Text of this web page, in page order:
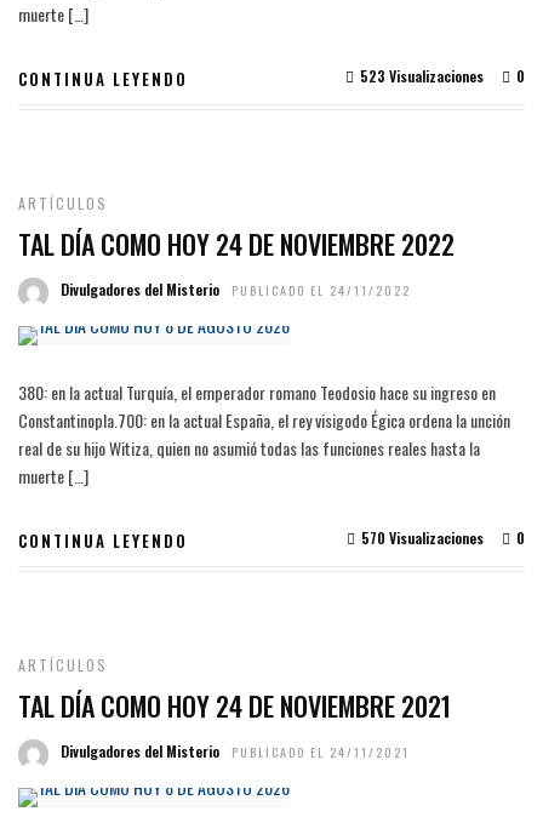
muerte […]
CONTINUA LEYENDO 0
523 Visualizaciones
ARTÍCULOS
TAL DÍA COMO HOY 24 DE NOVIEMBRE 2022
Divulgadores del Misterio PUBLICADO EL 24/11/2022
380: en la actual Turquía, el emperador romano Teodosio hace su ingreso en
Constantinopla.700: en la actual España, el rey visigodo Égica ordena la unción
real de su hijo Witiza, quien no asumió todas las funciones reales hasta la
muerte […]
CONTINUA LEYENDO 0
570 Visualizaciones
ARTÍCULOS
TAL DÍA COMO HOY 24 DE NOVIEMBRE 2021
Divulgadores del Misterio PUBLICADO EL 24/11/2021